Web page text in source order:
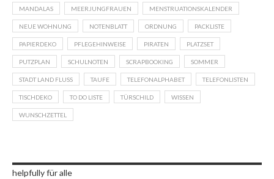
MANDALAS MEERJUNGFRAUEN MENSTRUATIONSKALENDER
NEUE WOHNUNG NOTENBLATT ORDNUNG PACKLISTE
PAPIERDEKO PFLEGEHINWEISE PIRATEN PLATZSET
PUTZPLAN SCHULNOTEN SCRAPBOOKING SOMMER
STADT LAND FLUSS TAUFE TELEFONALPHABET TELEFONLISTEN
TISCHDEKO TO DO LISTE TÜRSCHILD WISSEN
WUNSCHZETTEL
helpfully für alle